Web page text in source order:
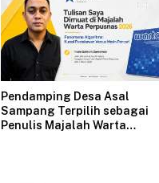
Pendamping Desa Asal
Sampang Terpilih sebagai
Penulis Majalah Warta